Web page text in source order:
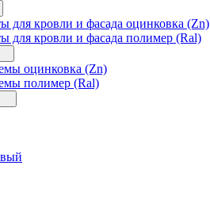
для кровли и фасада оцинковка (Zn)
для кровли и фасада полимер (Ral)
оцинковка (Zn)
полимер (Ral)